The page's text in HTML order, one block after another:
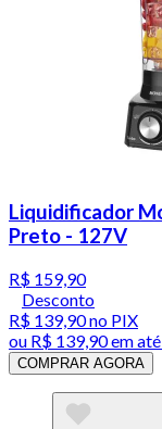
Liquidificador
Preto - 127V
R$ 159,90
Desconto
R$ 139,90no PIX
ou R$ 139,90em até
COMPRAR AGORA